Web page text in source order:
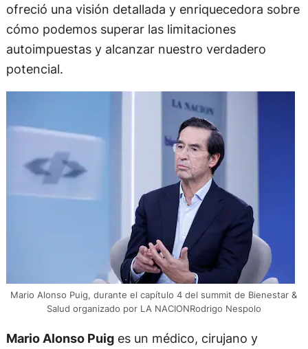
ofreció una visión detallada y enriquecedora sobre
cómo podemos superar las limitaciones
autoimpuestas y alcanzar nuestro verdadero
potencial.
Mario Alonso Puig, durante el capítulo 4 del summit de Bienestar &
Salud organizado por LA NACIONRodrigo Nespolo
Mario Alonso Puiges un médico, cirujano y